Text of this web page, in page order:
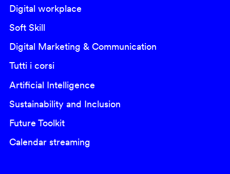
Digital workplace
Soft Skill
Digital Marketing & Communication
Tutti i corsi
Artificial Intelligence
Sustainability and Inclusion
Future Toolkit
Calendar streaming